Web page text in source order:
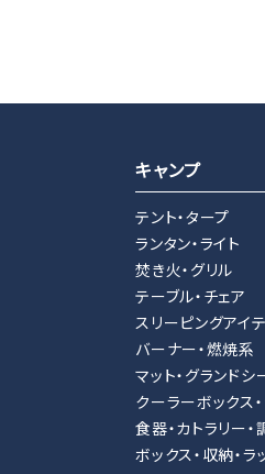
キャンプ
テント・タープ
ランタン・ライト
焚き火・グリル
テーブル・チェア
スリーピングアイ
バーナー・燃焼系
マット・グランドシ
クーラーボックス
食器・カトラリー
ボックス・収納・ラ